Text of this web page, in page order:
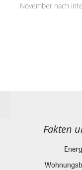
November nach
Fakten